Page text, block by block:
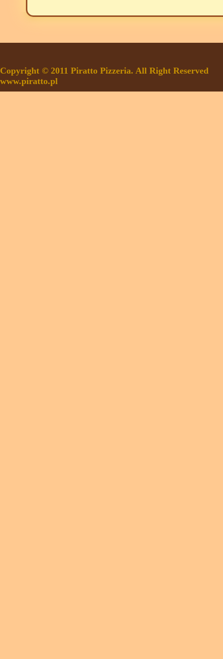
Copyright © 2011 Piratto Pizzeria. All Right Reserved
www.piratto.pl